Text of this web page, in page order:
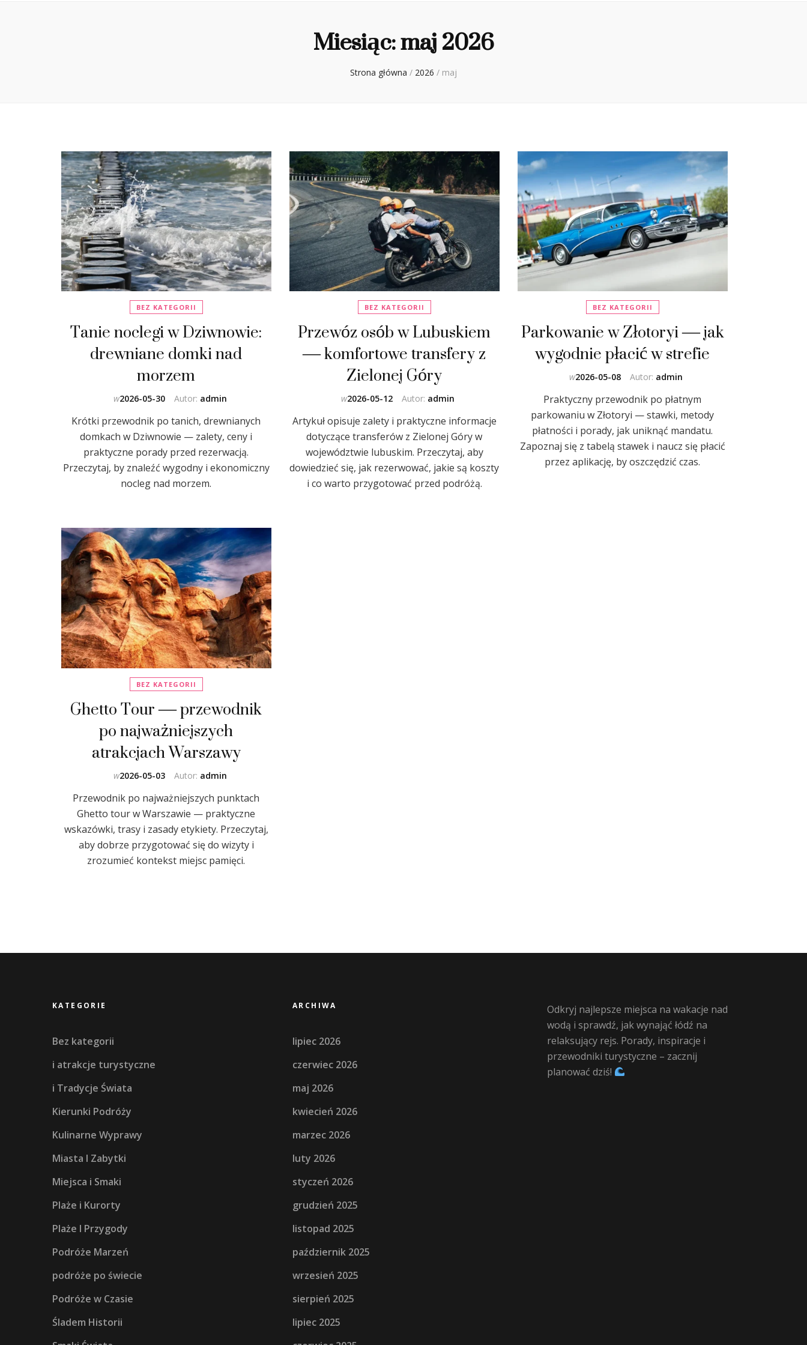
Miesiąc:maj 2026
Strona główna / 2026 / maj
BEZ KATEGORII
Tanie noclegi w Dziwnowie:
drewniane domki nad
morzem
Autor: admin
w2026-05-30
Krótki przewodnik po tanich, drewnianych
domkach w Dziwnowie — zalety, ceny i
praktyczne porady przed rezerwacją.
Przeczytaj, by znaleźć wygodny i ekonomiczny
nocleg nad morzem.
BEZ KATEGORII
Przewóz osób w Lubuskiem
— komfortowe transfery z
Zielonej Góry
Autor: admin
w2026-05-12
Artykuł opisuje zalety i praktyczne informacje
dotyczące transferów z Zielonej Góry w
województwie lubuskim. Przeczytaj, aby
dowiedzieć się, jak rezerwować, jakie są koszty
i co warto przygotować przed podróżą.
BEZ KATEGORII
Parkowanie w Złotoryi — jak
wygodnie płacić w strefie
Autor: admin
w2026-05-08
Praktyczny przewodnik po płatnym
parkowaniu w Złotoryi — stawki, metody
płatności i porady, jak uniknąć mandatu.
Zapoznaj się z tabelą stawek i naucz się płacić
przez aplikację, by oszczędzić czas.
BEZ KATEGORII
Ghetto Tour — przewodnik
po najważniejszych
atrakcjach Warszawy
Autor: admin
w2026-05-03
Przewodnik po najważniejszych punktach
Ghetto tour w Warszawie — praktyczne
wskazówki, trasy i zasady etykiety. Przeczytaj,
aby dobrze przygotować się do wizyty i
zrozumieć kontekst miejsc pamięci.
KATEGORIE
Bez kategorii
i atrakcje turystyczne
i Tradycje Świata
Kierunki Podróży
Kulinarne Wyprawy
Miasta I Zabytki
Miejsca i Smaki
Plaże i Kurorty
Plaże I Przygody
Podróże Marzeń
podróże po świecie
Podróże w Czasie
Śladem Historii
ARCHIWA
lipiec 2026
czerwiec 2026
maj 2026
kwiecień 2026
marzec 2026
luty 2026
styczeń 2026
grudzień 2025
listopad 2025
październik 2025
wrzesień 2025
sierpień 2025
lipiec 2025
Odkryj najlepsze miejsca na wakacje nad
wodą i sprawdź, jak wynająć łódź na
relaksujący rejs. Porady, inspiracje i
przewodniki turystyczne – zacznij
planować dziś!